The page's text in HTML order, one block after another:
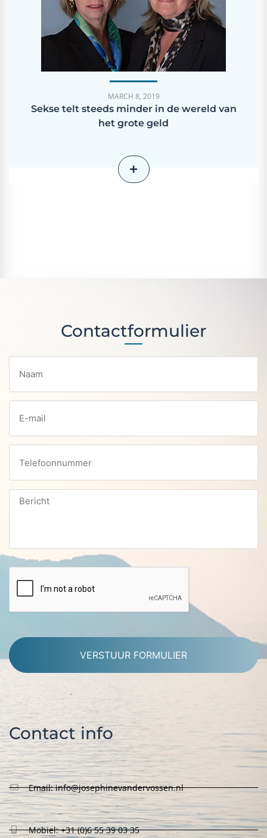
MARCH 8, 2019
Sekse telt steeds minder in de wereld van
het grote geld
Contactformulier
Contact info
Email: info@josephinevandervossen.nl
Mobiel: +31 (0)6 55 39 03 35